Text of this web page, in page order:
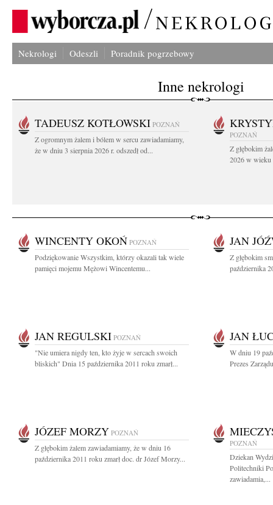
Nekrologi Odeszli Poradnik pogrzebowy
Inne nekrologi
TADEUSZ KOTŁOWSKI POZNAŃ
Z ogromnym żalem i bólem w sercu zawiadamiamy,
że w dniu 3 sierpnia 2026 r. odszedł od...
POZNAŃ
Z głębokim
2026 w wieku
WINCENTY OKOŃ POZNAŃ
Podziękowanie Wszystkim, którzy okazali tak wiele
pamięci mojemu Mężowi Wincentemu...
JAN
Z głębokim
października
JAN REGULSKI POZNAŃ
"Nie umiera nigdy ten, kto żyje w sercach swoich
bliskich" Dnia 15 października 2011 roku zmarł...
JAN
W dniu 19
Prezes
JÓZEF MORZY POZNAŃ
Z głębokim żalem zawiadamiamy, że w dniu 16
października 2011 roku zmarł doc. dr Józef Morzy...
POZNAŃ
Dziekan
Politechniki
zawiadamia,...